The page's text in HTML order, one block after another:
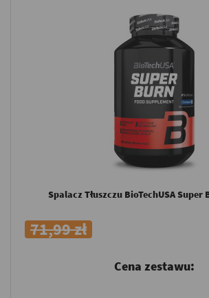
Spalacz Tłuszczu BioTechUSA
71,99 zł
Cena zestawu: